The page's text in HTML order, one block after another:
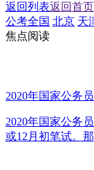
返回列表返回首页
公考全国 北京 天
焦点阅读
2020年国家公务
2020年国家公务
或12月初笔试。